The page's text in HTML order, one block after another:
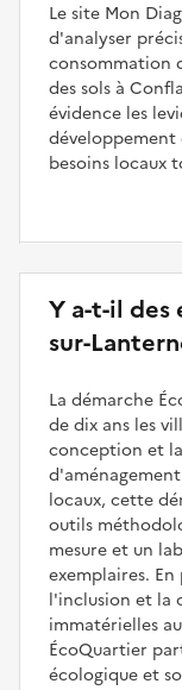
Le site Mon
d'analyser
consommation
des sols à
évidence les
besoins locaux
Y a-t-il des
sur-
La démarche
de dix ans les
conception et
locaux, cette
outils
mesure et un
exemplaires.
l'inclusion et la
immatérielles
ÉcoQuartier
écologique et